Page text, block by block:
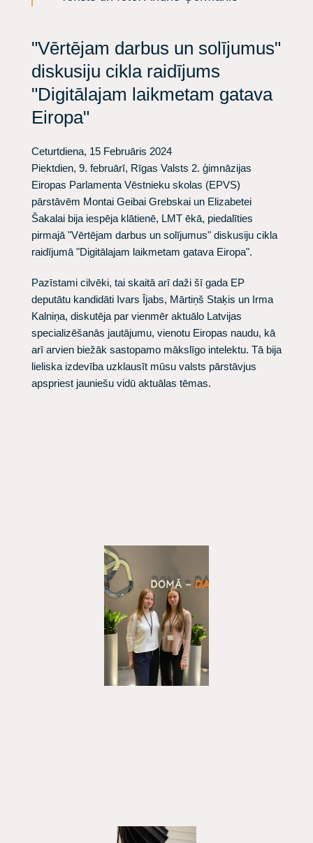
"Vērtējam darbus un solījumus"
diskusiju cikla raidījums
"Digitālajam laikmetam gatava
Eiropa"
Ceturtdiena, 15 Februāris 2024
Piektdien, 9. februārī, Rīgas Valsts 2. ģimnāzijas
Eiropas Parlamenta Vēstnieku skolas (EPVS)
pārstāvēm Montai Geibai Grebskai un Elizabetei
Šakalai bija iespēja klātienē, LMT ēkā, piedalīties
pirmajā "Vērtējam darbus un solījumus" diskusiju cikla
raidījumā "Digitālajam laikmetam gatava Eiropa".
Pazīstami cilvēki, tai skaitā arī daži šī gada EP
deputātu kandidāti Ivars Ījabs, Mārtiņš Staķis un Irma
Kalniņa, diskutēja par vienmēr aktuālo Latvijas
specializēšanās jautājumu, vienotu Eiropas naudu, kā
arī arvien biežāk sastopamo mākslīgo intelektu. Tā bija
lieliska izdevība uzklausīt mūsu valsts pārstāvjus
apspriest jauniešu vidū aktuālas tēmas.